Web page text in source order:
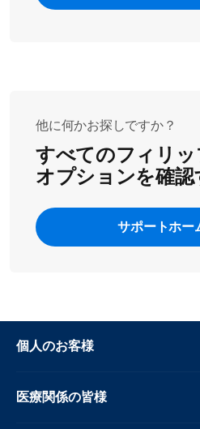
他に何かお探しですか？
すべてのフィリッ
オプションを確認
サポートホー
個人のお客様
医療関係の皆様